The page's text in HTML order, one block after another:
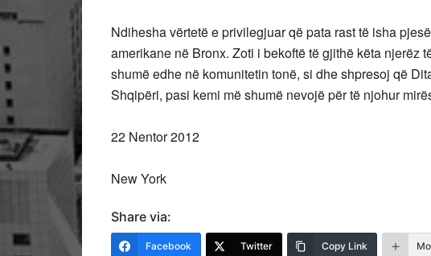
Ndihesha vërtetë e privilegjuar që pata rast të isha
amerikane në Bronx. Zoti i bekoftë të gjithë këta njerëz
shumë edhe në komunitetin tonë, si dhe shpresoj që
Shqipëri, pasi kemi më shumë nevojë për të njohur
22 Nentor 2012
New York
Share via:
Facebook Twitter Copy Link